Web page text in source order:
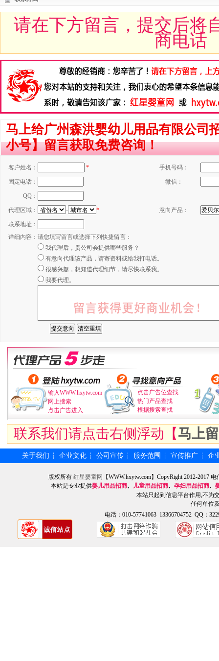
请在下方留言，提交后将
商电话
马上给广州森洪婴幼儿用品有限公司
小号】留言获取免费咨询！
客户姓名： * 手机号码：
固定电话： 微信：
QQ：
代理区域： - * 意向产品：
联系地址：
详细内容： 请您填写留言或选择下列快捷留言：
我代理后，贵公司会提供哪些服务？
有意向代理该产品，请寄资料或给我打电话。
很感兴趣，想知道代理细节，请尽快联系我。
我要代理。
输入WWW.hxytw.com
网上搜索
点击广告进入
点击广告位查找
热门产品查找
根据搜索查找
联系我们请点击右侧浮动【马上
关于我们 ┆ 企业文化 ┆ 公司宣传 ┆ 服务范围 ┆ 宣传推广 ┆ 企
版权所有 红星婴童网
【WWW.hxytw.com】CopyRight 2012-2017
本站是专业提供婴儿用品招商、 儿童用品招商、 孕妇用品招商、
本站只起到信息平台作用,不为
任何单位
电话：010-57741063 13366704752 QQ：